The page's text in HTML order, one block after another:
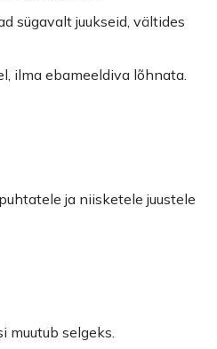
sügavalt juukseid, vältides
ilma ebameeldiva lõhnata.
ja niisketele juustele
muutub selgeks.